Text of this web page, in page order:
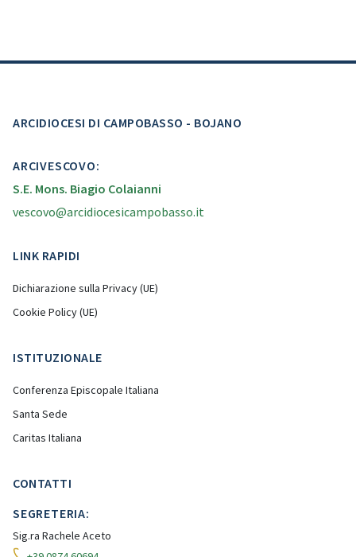
ARCIDIOCESI DI CAMPOBASSO - BOJANO
ARCIVESCOVO:
S.E. Mons. Biagio Colaianni
vescovo@arcidiocesicampobasso.it
LINK RAPIDI
Dichiarazione sulla Privacy (UE)
Cookie Policy (UE)
ISTITUZIONALE
Conferenza Episcopale Italiana
Santa Sede
Caritas Italiana
CONTATTI
SEGRETERIA:
Sig.ra Rachele Aceto